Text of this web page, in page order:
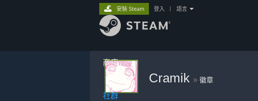
商店
社群
安裝 Steam 登入 語言
Cramik » 徽章